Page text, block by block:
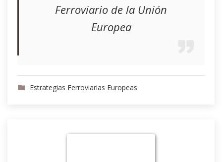
Ferroviario de la Unión
Europea
Estrategias Ferroviarias Europeas